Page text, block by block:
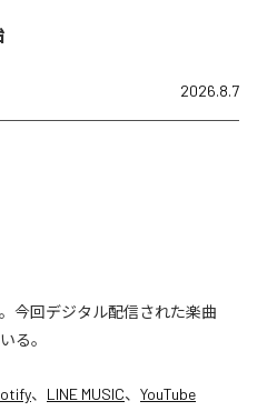
2026.8.7
今回デジタル配信された楽曲
る。
、 LINE MUSIC、 YouTube